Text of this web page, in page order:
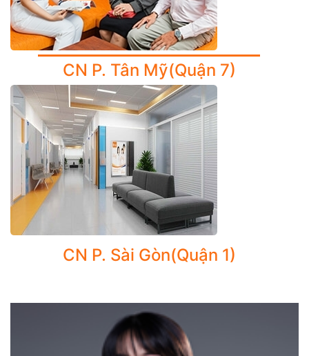
gan
Bệnh lý gan do vi khuẩn: gan do nhiễm máu, sán lá
gan, áp xe gan, gan nhiễm mỡ, xơ gan...
e. Tầm soát ung thư đường tiêu hóa
Ung thư Thực quản – Dạ dày – Tá tràng
Ung thư gan
2. CHẨN ĐOÁN HÌNH ẢNH, XÉT NGHIỆM TẦM SOÁT
BỆNH LÝ TIÊU HÓA
a. Siêu âm bụng: Chẩn đoán sỏi, túi mật, u gan
Hỗ trợ chẩn đoán bệnh lý gan hiệu quả
c. Nội soi tiêu hóa
CN P. Tân Mỹ(Quận 7)
CN P. Sài Gòn(Quận 1)